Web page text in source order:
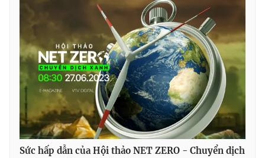
Ðiện thoại Thời báo VTV:
024.66 897 897
Email:toasoan@vtv.vn
Liên hệ quảng cáo:
024-7300.7108
Sức hấp dẫn của Hội thảo NET ZERO - Chuyển dịch